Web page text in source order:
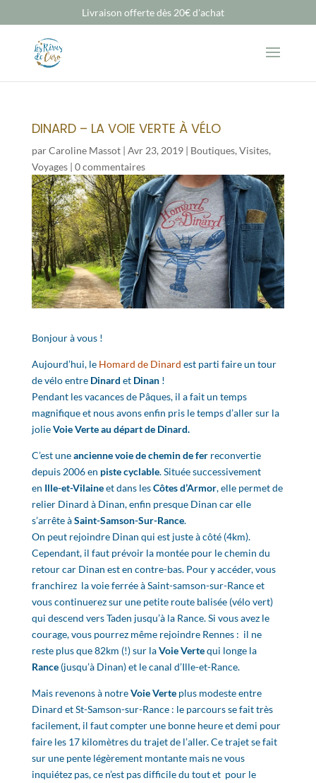
Livraison offerte dès 20€ d'achat
DINARD – LA VOIE VERTE À VÉLO
parCaroline Massot| Avr 23, 2019| Boutiques, Visites,
Voyages| 0 commentaires
Bonjour à vous !
Aujourd’hui, le Homard de Dinard est parti faire un tour
de vélo entre Dinard etDinan!
Pendant les vacances de Pâques, il a fait un temps
magnifique et nous avons enfin pris le temps d’aller sur la
jolieVoie Verte au départ deDinard.
C’est uneancienne voie de chemin de ferreconvertie
depuis 2006 en piste cyclable. Située successivement
en Ille-et-Vilaineet dans lesCôtes d’Armor, elle permet de
relier Dinard à Dinan, enfin presque Dinan car elle
s’arrête àSaint-Samson-Sur-Rance.
On peut rejoindre Dinan qui est juste à côté (4km).
Cependant, il faut prévoir la montée pour le chemin du
retour car Dinan est en contre-bas. Pour y accéder, vous
franchirez la voie ferrée à Saint-samson-sur-Rance et
vous continuerez sur une petite route balisée (vélo vert)
qui descend vers Taden jusqu’à la Rance. Si vous avez le
courage, vous pourrez même rejoindre Rennes : il ne
reste plus que 82km (!) sur laVoie Vertequi longe la
Rance(jusqu’à Dinan) et le canal d’Ille-et-Rance.
Mais revenons à notreVoie Verteplus modeste entre
Dinard et St-Samson-sur-Rance : le parcours se fait très
facilement, il faut compter une bonne heure et demi pour
faire les 17 kilomètres du trajet de l’aller. Ce trajet se fait
sur une pente légèrement montante mais ne vous
inquiétez pas, ce n’est pas difficile du tout et pour le